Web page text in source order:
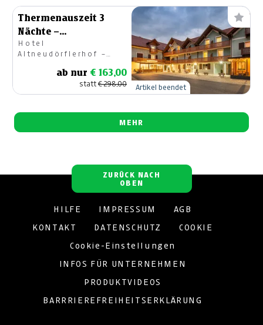
Thermenauszeit 3
Nächte –
Einzelzimmer
Hotel
Altneudörflerhof –
Betriebs – GmbH
ab nur € 163,00
statt€ 298,00 Artikel beendet
MEHR
ZURÜCK NACH
OBEN
HILFE IMPRESSUM AGB
KONTAKT DATENSCHUTZ COOKIE
Cookie-Einstellungen
INFOS FÜR UNTERNEHMEN
PRODUKTVIDEOS
BARRRIEREFREIHEITSERKLÄRUNG